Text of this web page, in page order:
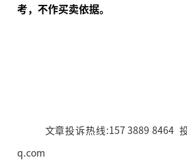
考，不作买卖依据。
文章投诉热线:157 3889 8464
q.com